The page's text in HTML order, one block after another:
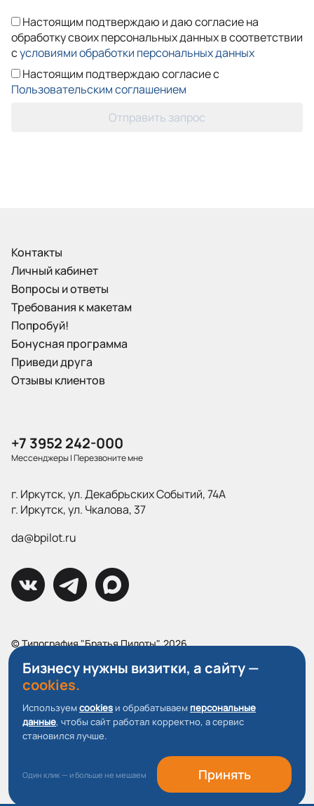
Настоящим подтверждаю и даю согласие на
обработку своих персональных данных в соответствии
сусловиями обработки персональных данных
Настоящим подтверждаю согласие с
Пользовательским соглашением
Отправить запрос
Контакты
Личный кабинет
Вопросы и ответы
Требования к макетам
Попробуй!
Бонусная программа
Приведи друга
Отзывы клиентов
+7 3952 242-000
Мессенджеры|Перезвоните мне
г. Иркутск, ул. Декабрьских Событий, 74А
г. Иркутск, ул. Чкалова, 37
da@bpilot.ru
© Типография "Братья Пилоты", 2026
Все права защищены.
Политика конфиденциальности
Пользовательское соглашение
О файлах Cookie
Бизнесу нужны визитки, а сайту —
cookies.
Используемcookies и обрабатываем персональные
данные, чтобы сайт работал корректно, а сервис
становился лучше.
Один клик — и больше не мешаем Принять